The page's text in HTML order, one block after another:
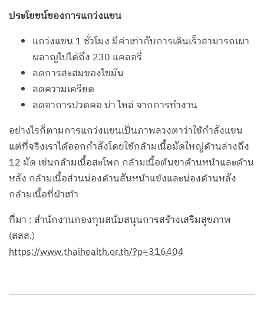
ประโยชน์ของการแกว่งแขน
แกว่งแขน 1 ชั่วโมง มีค่าเท่ากับการเดินเร็วสามารถเผา
ผลาญไปได้ถึง 230 แคลอรี่
ลดการสะสมของไขมัน
ลดความเครียด
ลดอาการปวดคอ บ่า ไหล่ จากการทำงาน
อย่างไรก็ตามการแกว่งแขนเป็นภาพลวงตาว่าใช้กำลังแขน
แต่ที่จริงเราได้ออกกำลังโดยใช้กล้ามเนื้อมัดใหญ่ด้านล่างถึง
12 มัด เช่นกล้ามเนื้อสะโพก กล้ามเนื้อต้นขาด้านหน้าและด้าน
หลัง กล้ามเนื้อส่วนน่องด้านสันหน้าแข้งและน่องด้านหลัง
กล้ามเนื้อที่ฝ่าเท้า
ที่มา : สำนักงานกองทุนสนับสนุนการสร้างเสริมสุขภาพ
(สสส.)
https://www.thaihealth.or.th/?p=316404